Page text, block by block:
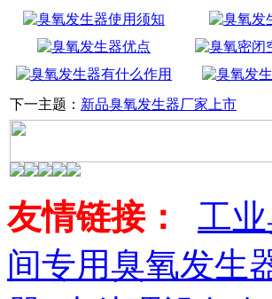
下一主题： 新品臭氧发生器厂家上市
友情链接：
工
间专用臭氧发生